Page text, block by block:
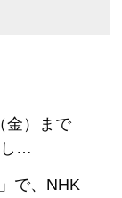
金）まで
し…
で、NHK